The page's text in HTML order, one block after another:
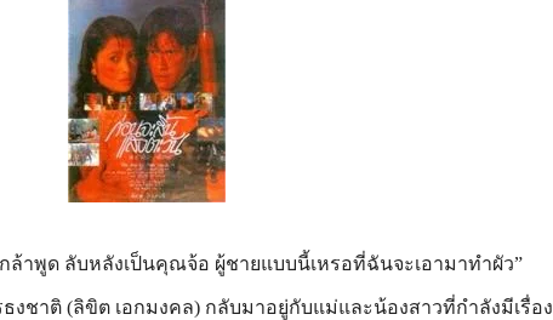
าพูด ลับหลังเป็นคุณจ้อ ผู้ชายแบบนี้เหรอที่ฉันจะเอามาทำผัว”
งชาติ (ลิขิต เอกมงคล) กลับมาอยู่กับแม่และน้องสาวที่กำลังมีเรื่อง